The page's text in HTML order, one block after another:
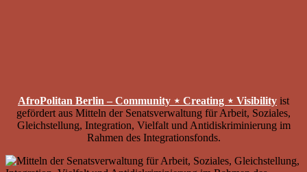
AfroPolitan Berlin – Community ⋆ Creating ⋆ Visibility ist
gefördert aus Mitteln der Senatsverwaltung für Arbeit, Soziales,
Gleichstellung, Integration, Vielfalt und Antidiskriminierung im
Rahmen des Integrationsfonds.